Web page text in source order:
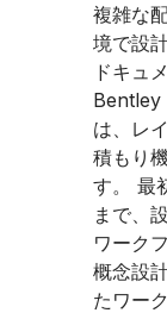
複雑な
境で設
ドキュ
Bentley
は、レ
積もり
す。 最
まで、
ワーク
概念設
たワー